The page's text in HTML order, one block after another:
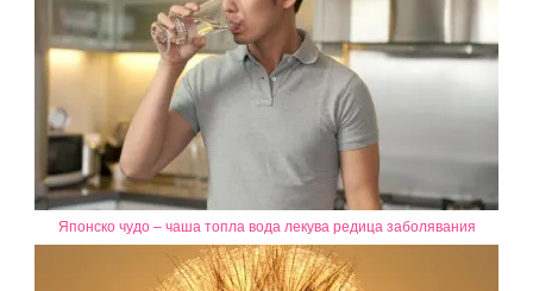
Японско чудо – чаша топла вода лекува редица заболявания